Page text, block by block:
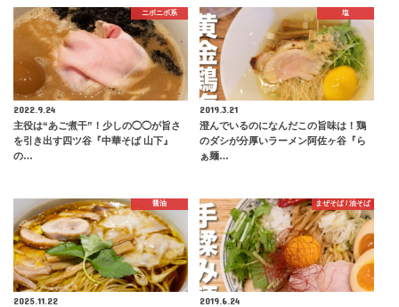
ニボニボ系
2022.9.24
主役は“あご煮干”！少しの◯◯が旨さ
を引き出す四ツ谷『中華そば 山下』
の…
塩
2019.3.21
澄んでいるのになんだこの旨味は！鶏
のダシが分厚いラーメン阿佐ヶ谷『ら
ぁ麺…
醤油
2025.11.22
まぜそば / 油そば
2019.6.24